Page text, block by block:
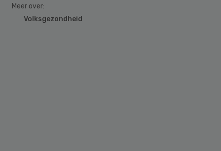
Meer over:
Volksgezondheid